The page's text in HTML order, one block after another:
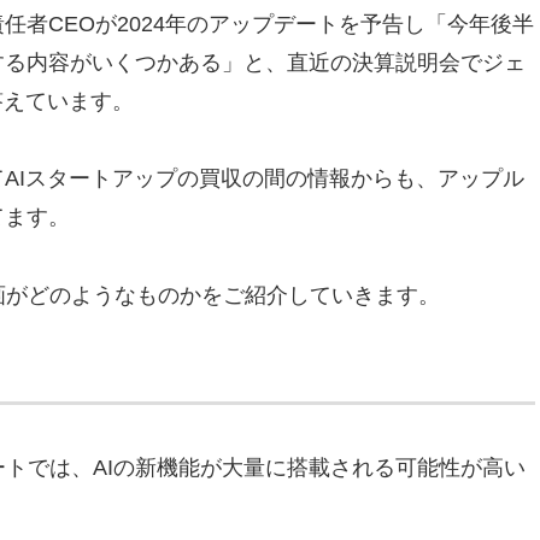
者CEOが2024年のアップデートを予告し「今年後半
内容がいくつかある」と、直近の決算説明会でジェ
ています。
スタートアップの買収の間の情報からも、アップル
す。
どのようなものかをご紹介していきます。
では、AIの新機能が大量に搭載される可能性が高い